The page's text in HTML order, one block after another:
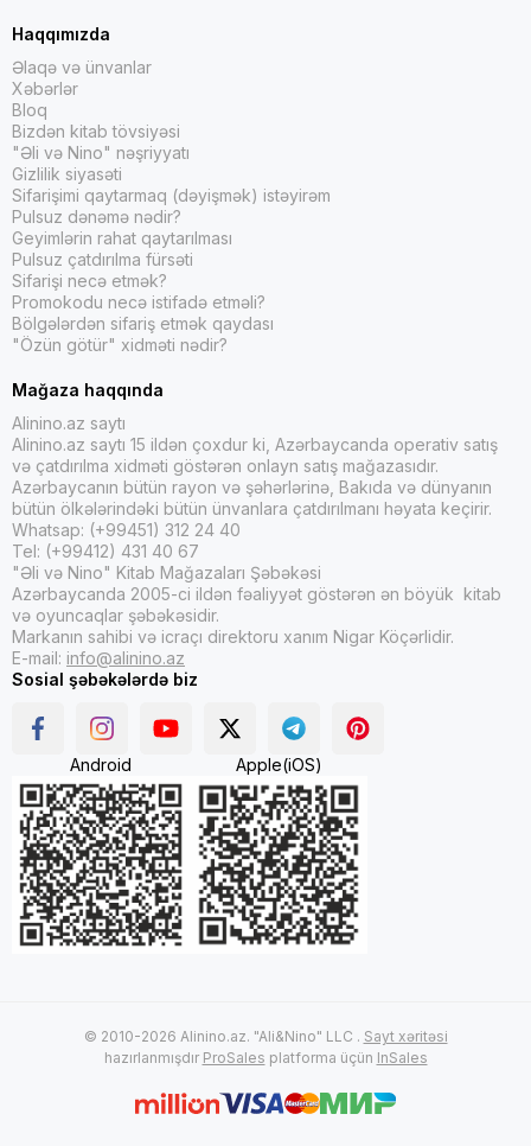
Haqqımızda
Əlaqə və ünvanlar
Xəbərlər
Bloq
Bizdən kitab tövsiyəsi
"Əli və Nino" nəşriyyatı
Gizlilik siyasəti
Sifarişimi qaytarmaq (dəyişmək) istəyirəm
Pulsuz dənəmə nədir?
Geyimlərin rahat qaytarılması
Pulsuz çatdırılma fürsəti
Sifarişi necə etmək?
Promokodu necə istifadə etməli?
Bölgələrdən sifariş etmək qaydası
"Özün götür" xidməti nədir?
Mağaza haqqında
Alinino.az saytı
Alinino.az saytı 15 ildən çoxdur ki, Azərbaycanda operativ satış
və çatdırılma xidməti göstərən onlayn satış mağazasıdır.
Azərbaycanın bütün rayon və şəhərlərinə, Bakıda və dünyanın
bütün ölkələrindəki bütün ünvanlara çatdırılmanı həyata keçirir.
Whatsap: (+99451) 312 24 40
Tel: (+99412) 431 40 67
"Əli və Nino" Kitab Mağazaları Şəbəkəsi
Azərbaycanda 2005-ci ildən fəaliyyət göstərən ən böyük kitab
və oyuncaqlar şəbəkəsidir.
Markanın sahibi və icraçı direktoru xanım Nigar Köçərlidir.
E-mail: info@alinino.az
Sosial şəbəkələrdə biz
Android Apple(iOS)
© 2010-2026 Alinino.az. "Ali&Nino" LLC . Sayt xəritəsi
hazırlanmışdır ProSales platforma üçün InSales